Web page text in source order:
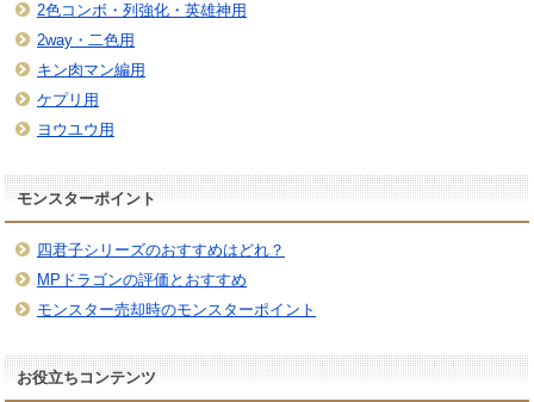
2色コンボ・列強化・英雄神用
2way・二色用
キン肉マン編用
ケプリ用
ヨウユウ用
モンスターポイント
四君子シリーズのおすすめはどれ？
MPドラゴンの評価とおすすめ
モンスター売却時のモンスターポイント
お役立ちコンテンツ